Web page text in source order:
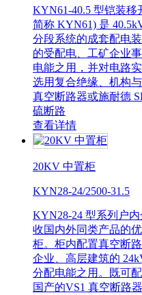
KYN61-40.5 型铠装
简称 KYN61) 是
分段系统的成套配电
的受配电、工矿企业
电能之用，并对电路
选用复合绝缘、机构
真空断路器或施耐德
硫断路
查看详情
20KV 中置柜
KYN28-24/2500-31.5
KYN28-24 型系列户
收国内外同类产品的
柜。柜内配置真空断
企业、高层建筑的
分配电能之用。既可
国产的VS1 真空断路